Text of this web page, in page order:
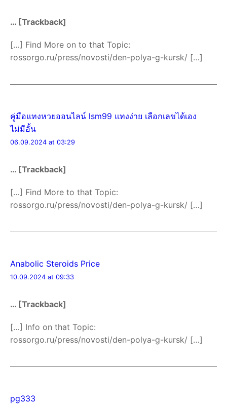
… [Trackback]
[…] Find More on to that Topic:
rossorgo.ru/press/novosti/den-polya-g-kursk/ […]
คู่มือแทงหวยออนไลน์ lsm99 แทงง่าย เลือกเลขได้เอง
ไม่มีอั้น
06.09.2024 at 03:29
… [Trackback]
[…] Find More to that Topic:
rossorgo.ru/press/novosti/den-polya-g-kursk/ […]
Anabolic Steroids Price
10.09.2024 at 09:33
… [Trackback]
[…] Info on that Topic:
rossorgo.ru/press/novosti/den-polya-g-kursk/ […]
pg333